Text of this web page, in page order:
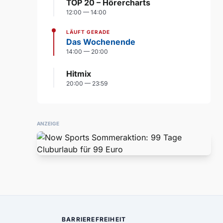
TOP 20 – Hörercharts
12:00 — 14:00
LÄUFT GERADE
Das Wochenende
14:00 — 20:00
Hitmix
20:00 — 23:59
ANZEIGE
BARRIEREFREIHEIT